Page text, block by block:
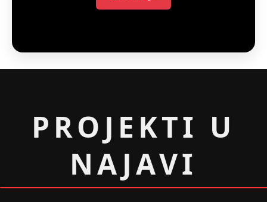
PROJEKTI U
NAJAVI